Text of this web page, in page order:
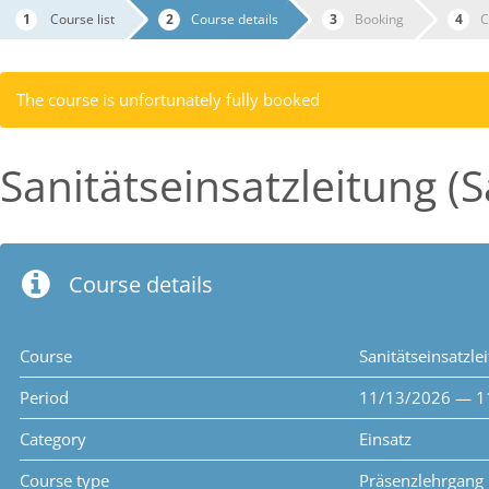
Course list Course details Booking
The course is unfortunately fully booked
Sanitätseinsatzleitung
Course details
Course
Period
11/13/2026 —
Category
Einsatz
Course type
Präsenzlehrgang